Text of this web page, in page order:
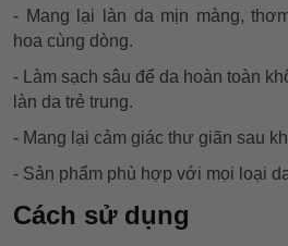
- Mang lại làn da mịn màng,
hoa cùng dòng.
- Làm sạch sâu để da hoàn toàn
làn da trẻ trung.
- Mang lại cảm giác thư giãn sau
- Sản phẩm phù hợp với mọi loại
Cách sử dụng